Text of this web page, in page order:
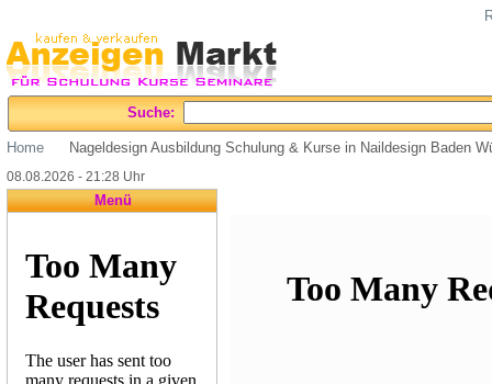
Suche:
Home Nageldesign Ausbildung Schulung & Kurse in Naildesign Baden
08.08.2026 - 21:28 Uhr
Menü